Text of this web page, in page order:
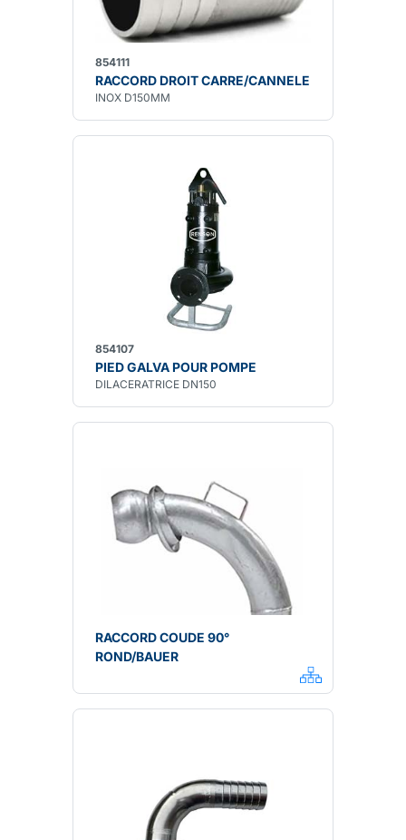
854111
RACCORD DROIT CARRE/CANNELE
INOX D150MM
854107
PIED GALVA POUR POMPE
DILACERATRICE DN150
RACCORD COUDE 90°
ROND/BAUER